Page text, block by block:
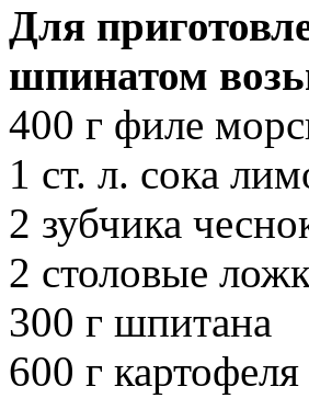
Для
шпинатом
400 г филе
1 ст. л. сока
2 зубчика
2 столовые
300 г шпитана
600 г картофеля